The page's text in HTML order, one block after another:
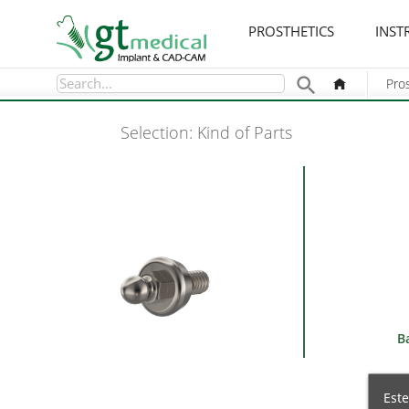
PROSTHETICS

Selection: Kind of Parts